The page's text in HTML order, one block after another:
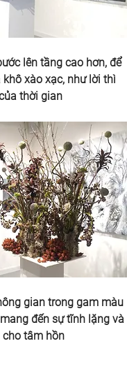
lên tầng cao hơn, để
xào xạc, như lời thì
thời gian
gian trong gam màu
đến sự tĩnh lặng và
cho tâm hồn